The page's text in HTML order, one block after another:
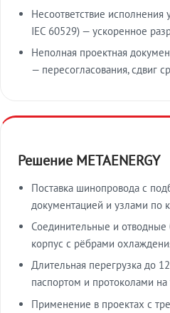
Несоответствие исполнения
IEC 60529) — ускоренное
Неполная проектная
— пересогласования, сдвиг
Решение METAENERGY
Поставка шинопровода с
документацией и узлами по
Соединительные и отводные
корпус с рёбрами
Длительная перегрузка до
паспортом и протоколами на
Применение в проектах с